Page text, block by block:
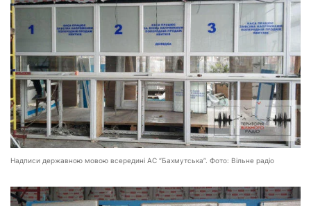
Надписи державною мовою всередині АС “Бахмутська”. Фото: Вільне радіо